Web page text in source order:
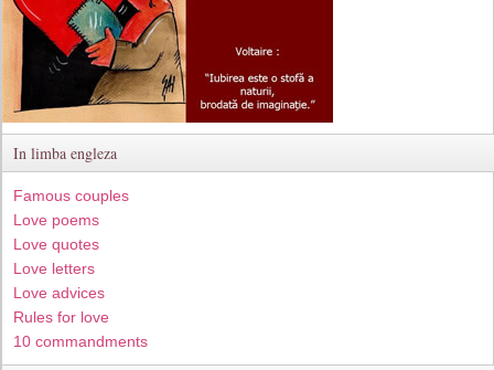
In limba engleza
Famous couples
Love poems
Love quotes
Love letters
Love advices
Rules for love
10 commandments